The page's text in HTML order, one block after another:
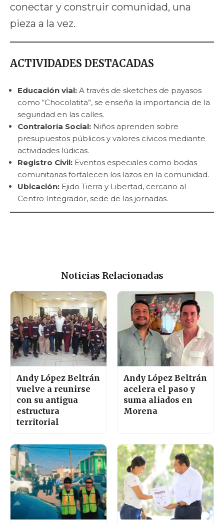
conectar y construir comunidad, una
pieza a la vez.
ACTIVIDADES DESTACADAS
Educación vial: A través de sketches de payasos
como “Chocolatita”, se enseña la importancia de la
seguridad en las calles.
Contraloría Social: Niños aprenden sobre
presupuestos públicos y valores cívicos mediante
actividades lúdicas.
Registro Civil: Eventos especiales como bodas
comunitarias fortalecen los lazos en la comunidad.
Ubicación: Ejido Tierra y Libertad, cercano al
Centro Integrador, sede de las jornadas.
Noticias Relacionadas
Andy López Beltrán
vuelve a reunirse
con su antigua
estructura
territorial
Andy López Beltrán
acelera el paso y
suma aliados en
Morena